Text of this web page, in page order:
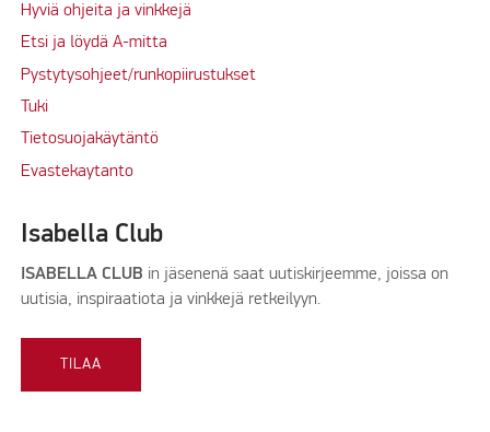
Hyviä ohjeita ja vinkkejä
Etsi ja löydä A-mitta
Pystytysohjeet/runkopiirustukset
Tuki
Tietosuojakäytäntö
Evastekaytanto
Isabella Club
ISABELLA CLUB in jäsenenä saat uutiskirjeemme, joissa on
uutisia, inspiraatiota ja vinkkejä retkeilyyn.
TILAA